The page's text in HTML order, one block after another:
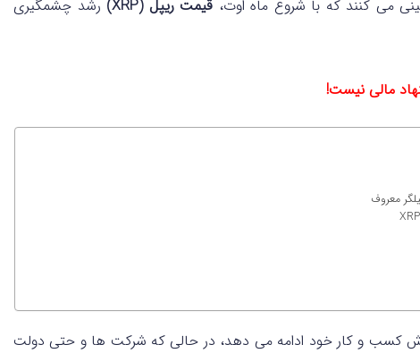
می‌ کنند که با شروع ماه اوت، قیمت ریپل (XRP)
رشد چشمگیری
مالی نیست!
کسب‌ و کار خود ادامه می‌ دهد، در حالی که شرکت‌ ها و حتی دولت